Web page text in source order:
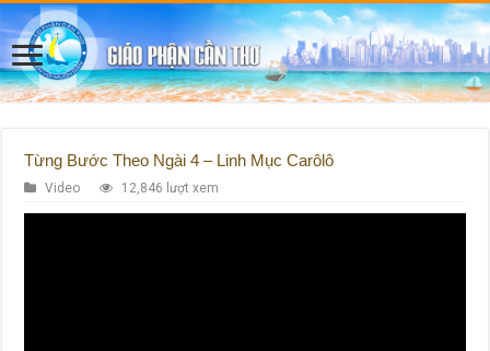
Từng Bước Theo Ngài 4 – Linh Mục Carôlô
Video 12,846 lượt xem